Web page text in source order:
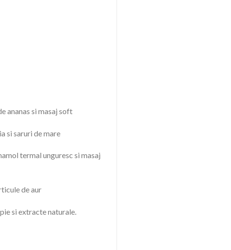
ananas si masaj soft
si saruri de mare
termal unguresc si masaj
de aur
si extracte naturale.